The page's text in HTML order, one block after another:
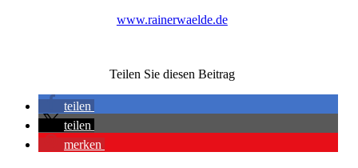
www.rainerwaelde.de
Teilen Sie diesen Beitrag
teilen
teilen
merken